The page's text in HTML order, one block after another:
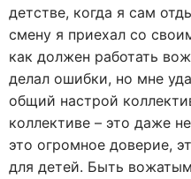
детстве, когда я сам
смену я приехал со
как должен работать
делал ошибки, но мне
общий настрой
коллективе – это даже
это огромное доверие,
для детей. Быть